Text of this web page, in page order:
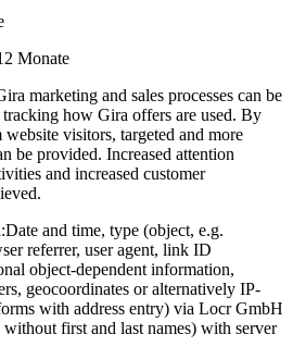
Monate
marketing and sales processes can be
how Gira offers are used. By
visitors, targeted and more
be provided. Increased attention
and increased customer
Date and time, type (object, e.g.
referrer, user agent, link ID
object-dependent information,
geocoordinates or alternatively IP-
with address entry) via Locr GmbH
without first and last names) with server